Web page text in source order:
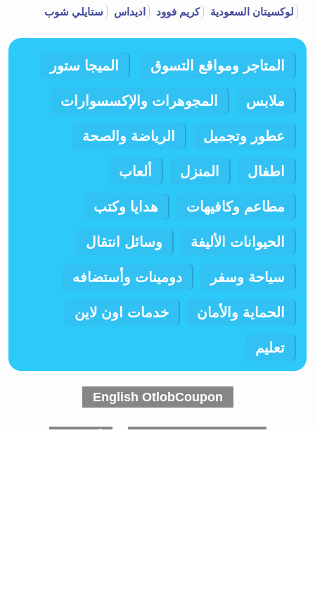
لوكسيتان السعودية
كريم فوود اديداس ستايلي شوب
المتاجر ومواقع التسوق الميجا ستور
ملابس المجوهرات والإكسسوارات
عطور وتجميل الرياضة والصحة
اطفال المنزل ألعاب
مطاعم وكافيهات هدايا وكتب
الحيوانات الأليفة وسائل انتقال
سياحة وسفر دومينات وأستضافه
الحماية والأمان خدمات اون لاين
تعليم
English OtlobCoupon